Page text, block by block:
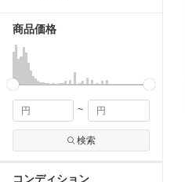
商品価格
~
検索
コンディション